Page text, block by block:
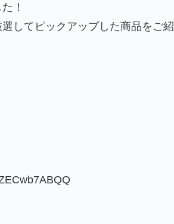
！
してピックアップした商品をご紹